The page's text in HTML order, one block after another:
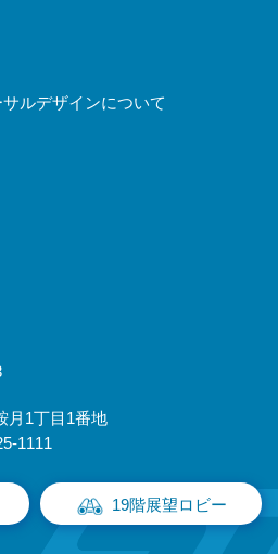
ルデザインについて
月1丁目1番地
1111
19階展望ロビー